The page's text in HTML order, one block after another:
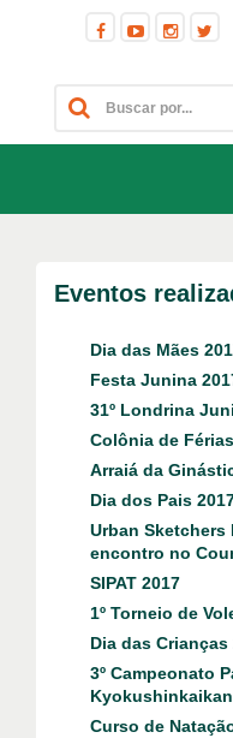
Eventos
Dia das Mães
Festa Junina
31º Londrina
Colônia de
Arraiá da
Dia dos Pais
Urban Sketchers
encontro no
SIPAT 2017
1º Torneio de
Dia das Crianças
3º Campeonato
Curso de